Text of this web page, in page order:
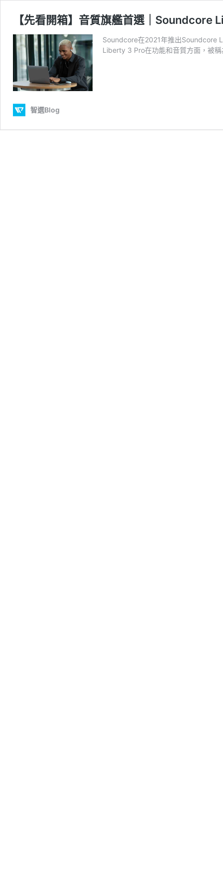
【先看開箱】音質旗艦首選｜Soundcore
Soundcore在2021年推出Soundcore
Liberty 3 Pro在功能和音質方面，被
智選Blog